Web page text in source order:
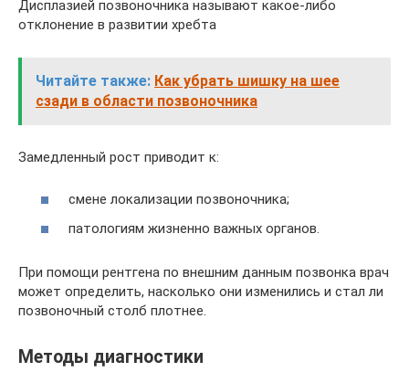
Дисплазией позвоночника называют какое-либо
отклонение в развитии хребта
Читайте также: Как убрать шишку на шее
сзади в области позвоночника
Замедленный рост приводит к:
смене локализации позвоночника;
патологиям жизненно важных органов.
При помощи рентгена по внешним данным позвонка врач
может определить, насколько они изменились и стал ли
позвоночный столб плотнее.
Методы диагностики